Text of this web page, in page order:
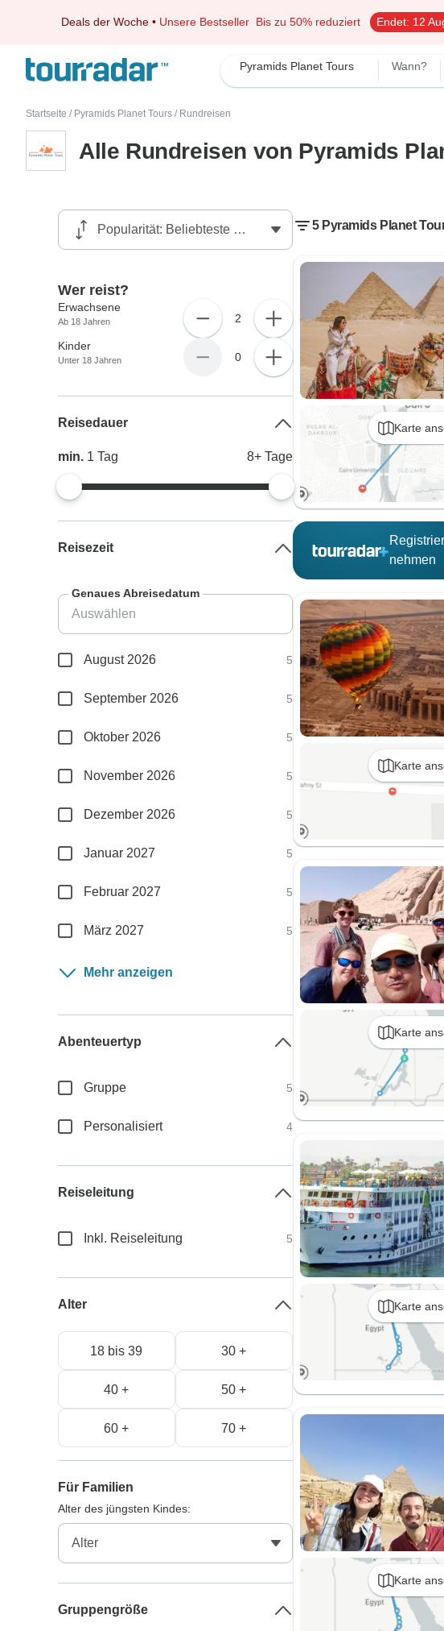
Deals der Woche • Unsere Bestseller Bis zu 50% reduziert Endet: 12
Pyramids Planet Tours Wann?
Startseite / Pyramids Planet Tours / Rundreisen
Alle Rundreisen von Pyramids
5 Pyramids Planet
Karte
nehmen
Karte
Karte
Karte
Karte
Wer reist?
Erwachsene
Ab 18 Jahren 2
Kinder
Unter 18 Jahren 0
Reisedauer
min. 1Tag 8+ Tage
Reisezeit
Genaues Abreisedatum
August 2026 5
September 2026 5
Oktober 2026 5
November 2026 5
Dezember 2026 5
Januar 2027 5
Februar 2027 5
März 2027 5
Mehr anzeigen
Abenteuertyp
Gruppe 5
Personalisiert 4
Reiseleitung
Inkl. Reiseleitung 5
Alter
18 bis 39 30 +
40 + 50 +
60 + 70 +
Für Familien
Alter des jüngsten Kindes:
Gruppengröße